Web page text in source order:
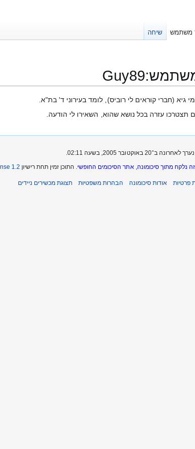
:
Guy89
גיא (חברי קוראים לי רוביס), לומד בעירוני ד' בת"א.
תצטרכו עזרה בכל נושא שהוא, השאירו לי הודעה.
משתמש שיחה
ב־20 באוקטובר 2005, בשעה 02:11.
נלקח מתוך סיכומונה, אתר הסיכומים החופשי. התוכן זמין תחת רישיון 1.2
פרטיות אודות סיכומונה הבהרות משפטיות תצוגת מכשירים ניידים